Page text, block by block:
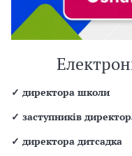
✓ директора школи
✓ заступників
✓ директора дитсадка